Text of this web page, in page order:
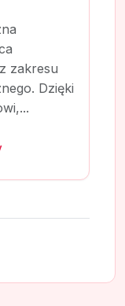
zakresu
Dzięki